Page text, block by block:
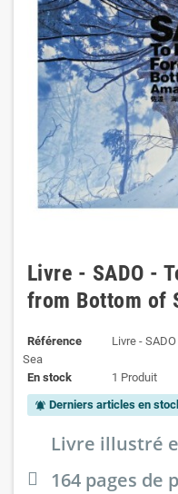
Livre - SADO -
from Bottom of
Référence
Livre -
Sea
En stock
1 Produit
notifications_active Derniers articles en
Livre illustré
164 pages de